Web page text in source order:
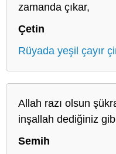
zamanda çıkar,
Çetin
Rüyada yeşil çayır
Allah razı olsun
inşallah dediğiniz
Semih